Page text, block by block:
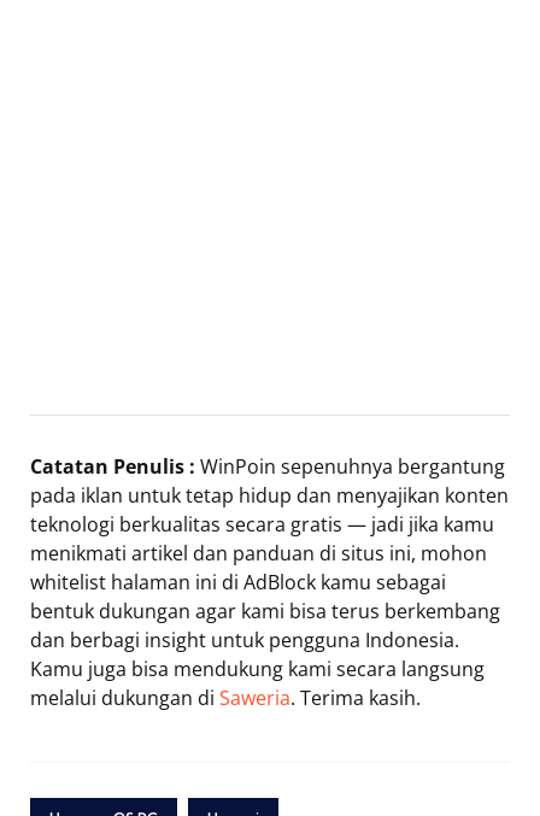
Catatan Penulis : WinPoin sepenuhnya bergantung
pada iklan untuk tetap hidup dan menyajikan konten
teknologi berkualitas secara gratis — jadi jika kamu
menikmati artikel dan panduan di situs ini, mohon
whitelist halaman ini di AdBlock kamu sebagai
bentuk dukungan agar kami bisa terus berkembang
dan berbagi insight untuk pengguna Indonesia.
Kamu juga bisa mendukung kami secara langsung
melalui dukungan di Saweria. Terima kasih.